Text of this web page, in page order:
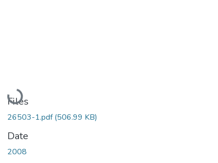
Loading...
Files
26503-1.pdf(506.99 KB)
Date
2008